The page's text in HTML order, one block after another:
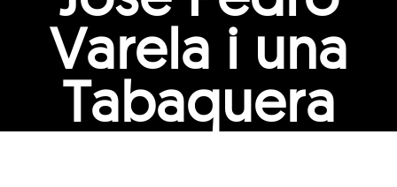
Varela i una
Tabaquera